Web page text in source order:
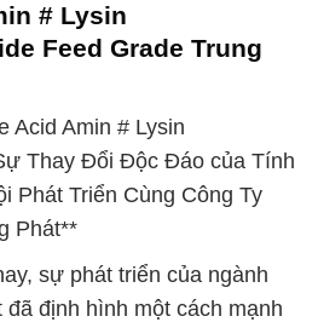
# Lysin
Feed Grade Trung
Acid Amin # Lysin
Thay Đổi Độc Đáo của Tính
Phát Triển Cùng Công Ty
Phát**
sự phát triển của ngành
định hình một cách mạnh